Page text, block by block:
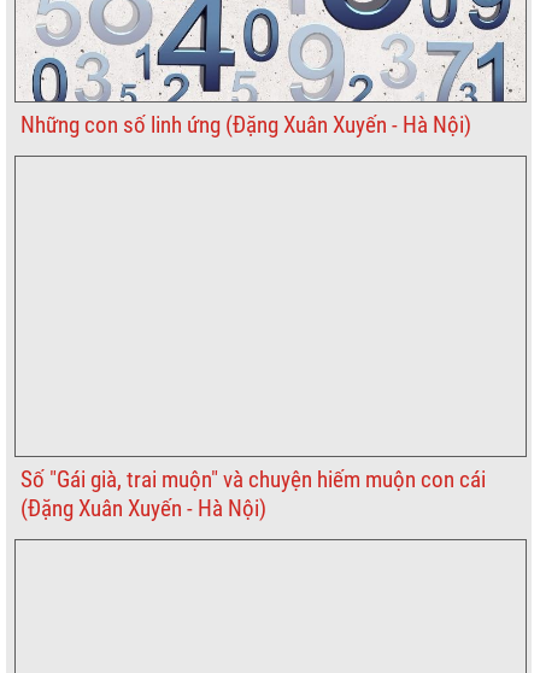
Những con số linh ứng (Đặng Xuân Xuyến - Hà Nội)
Số "Gái già, trai muộn" và chuyện hiếm muộn con cái
(Đặng Xuân Xuyến - Hà Nội)